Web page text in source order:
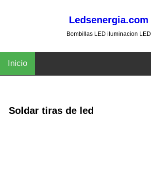
Ledsenergia.com
Bombillas LED iluminacion LED
Inicio
Soldar tiras de led